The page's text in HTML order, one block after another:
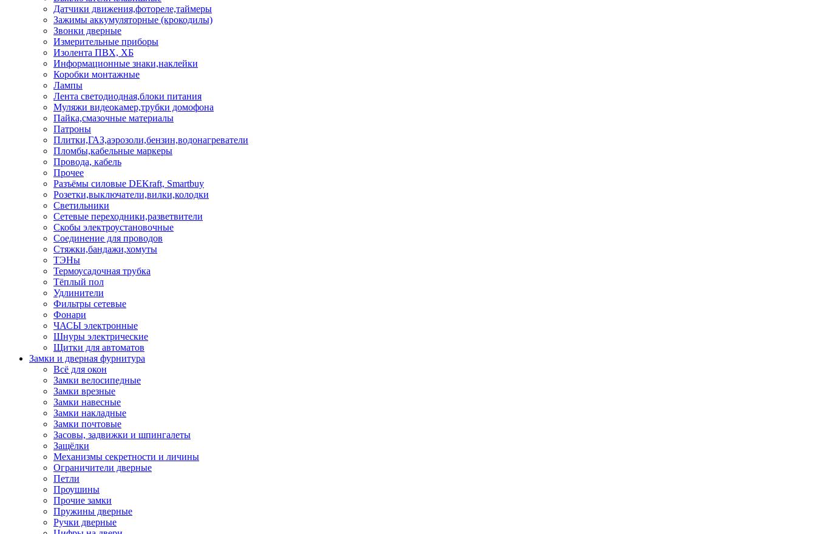
Датчики движения,фотореле,таймеры
Зажимы аккумуляторные (крокодилы)
Звонки дверные
Измерительные приборы
Изолента ПВХ, ХБ
Информационные знаки,наклейки
Коробки монтажные
Лампы
Лента светодиодная,блоки питания
Муляжи видеокамер,трубки домофона
Пайка,смазочные материалы
Патроны
Плитки,ГАЗ,аэрозоли,бензин,водонагреватели
Пломбы,кабельные маркеры
Провода, кабель
Прочее
Разъёмы силовые DEKraft, Smartbuy
Розетки,выключатели,вилки,колодки
Светильники
Сетевые переходники,разветвители
Скобы электроустановочные
Соединение для проводов
Стяжки,бандажи,хомуты
ТЭНы
Термоусадочная трубка
Тёплый пол
Удлинители
Фильтры сетевые
Фонари
ЧАСЫ электронные
Шнуры электрические
Щитки для автоматов
Замки и дверная фурнитура
Всё для окон
Замки велосипедные
Замки врезные
Замки навесные
Замки накладные
Замки почтовые
Засовы, задвижки и шпингалеты
Защёлки
Механизмы секретности и личины
Ограничители дверные
Петли
Проушины
Прочие замки
Пружины дверные
Ручки дверные